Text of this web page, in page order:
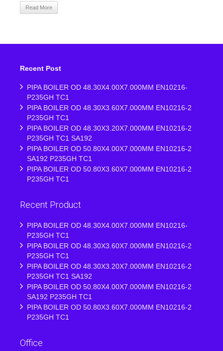
Read More
Recent Post
PIPA BOILER OD 48.30X4.00X7.000MM EN10216-
P235GH TC1
PIPA BOILER OD 48.30X3.60X7.000MM EN10216-2
P235GH TC1
PIPA BOILER OD 48.30X3.20X7.000MM EN10216-2
P235GH TC1 SA192
PIPA BOILER OD 50.80X4.00X7.000MM EN10216-2
SA192 P235GH TC1
PIPA BOILER OD 50.80X3.60X7.000MM EN10216-2
P235GH TC1
Recent Product
PIPA BOILER OD 48.30X4.00X7.000MM EN10216-
P235GH TC1
PIPA BOILER OD 48.30X3.60X7.000MM EN10216-2
P235GH TC1
PIPA BOILER OD 48.30X3.20X7.000MM EN10216-2
P235GH TC1 SA192
PIPA BOILER OD 50.80X4.00X7.000MM EN10216-2
SA192 P235GH TC1
PIPA BOILER OD 50.80X3.60X7.000MM EN10216-2
P235GH TC1
Office